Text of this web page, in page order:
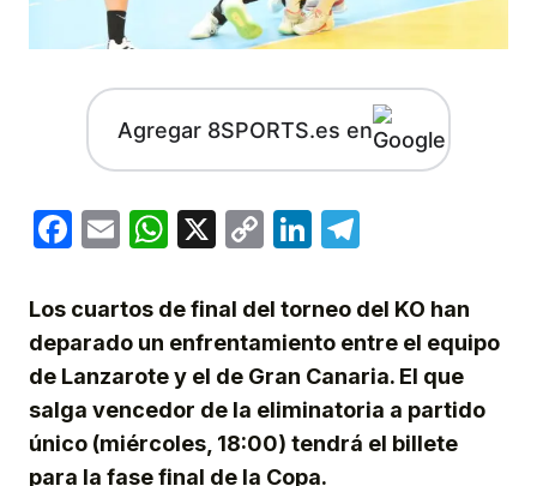
Agregar 8SPORTS.es en
Facebook
EmailWhatsApp
X
CopyLinkedIn
Los cuartos de final del torneo del KO han
deparado un enfrentamiento entre el equipo
de Lanzarote y el de Gran Canaria. El que
salga vencedor de la eliminatoria a partido
único (miércoles, 18:00) tendrá el billete
para la fase final de la Copa.